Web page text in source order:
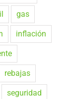
gas
inflación
rebajas
seguridad